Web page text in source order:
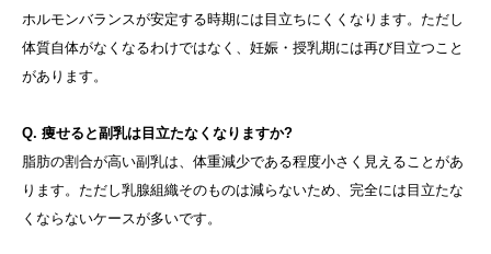
ホルモンバランスが安定する時期には目立ちにくくなります。ただし
体質自体がなくなるわけではなく、妊娠・授乳期には再び目立つこと
があります。
Q. 痩せると副乳は目立たなくなりますか?
脂肪の割合が高い副乳は、体重減少である程度小さく見えることがあ
ります。ただし乳腺組織そのものは減らないため、完全には目立たな
くならないケースが多いです。